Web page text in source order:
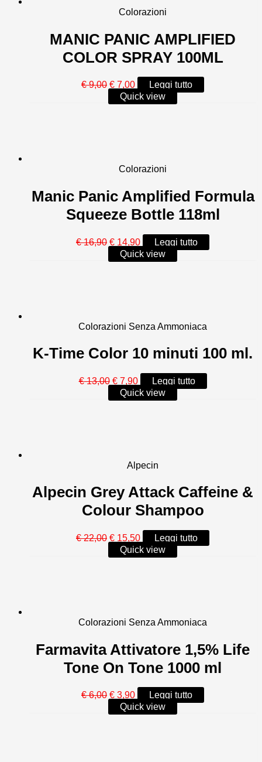
Colorazioni
MANIC PANIC AMPLIFIED
COLOR SPRAY 100ML
€9,00 Il
prezzo
originale
€ 7,00Il
prezzo
attuale
Leggi tutto
Quick view
Colorazioni
Manic Panic Amplified Formula
Squeeze Bottle 118ml
€16,90 Il
prezzo
originale
€ 14,90Il
prezzo
attuale
Leggi tutto
Quick view
Colorazioni Senza Ammoniaca
K-Time Color 10 minuti 100 ml.
€13,00 Il
prezzo
originale
€7,90Il
prezzo
attuale
Leggi tutto
Quick view
Alpecin
Alpecin Grey Attack Caffeine &
Colour Shampoo
€22,00 Il
prezzo
originale
€ 15,50Il
prezzo
attuale
Leggi tutto
Quick view
Colorazioni Senza Ammoniaca
Farmavita Attivatore 1,5% Life
Tone On Tone 1000 ml
€6,00 Il
prezzo
originale
€ 3,90Il
prezzo
attuale
Leggi tutto
Quick view